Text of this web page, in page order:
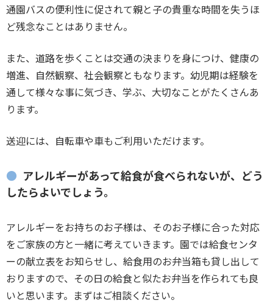
通園バスの便利性に促されて親と子の貴重な時間を失うほ
ど残念なことはありません。
また、道路を歩くことは交通の決まりを身につけ、健康の
増進、自然観察、社会観察ともなります。幼児期は経験を
通して様々な事に気づき、学ぶ、大切なことがたくさんあ
ります。
送迎には、自転車や車もご利用いただけます。
アレルギーがあって給食が食べられないが、どう
したらよいでしょう。
アレルギーをお持ちのお子様は、そのお子様に合った対応
をご家族の方と一緒に考えていきます。園では給食センタ
ーの献立表をお知らせし、給食用のお弁当箱も貸し出して
おりますので、その日の給食と似たお弁当を作られても良
いと思います。まずはご相談ください。